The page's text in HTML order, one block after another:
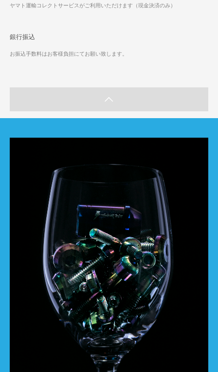
ヤマト運輸コレクトサービスがご利用いただけます（現金決済のみ）
銀行振込
お振込手数料はお客様負担にてお願い致します。